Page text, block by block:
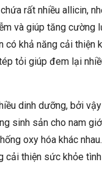
rất nhiều allicin,
và giúp tăng cường
có khả năng cải thiện
tỏi giúp đem lại
dinh dưỡng, bởi
sinh sản cho nam
oxy hóa khác
cải thiện sức khỏe